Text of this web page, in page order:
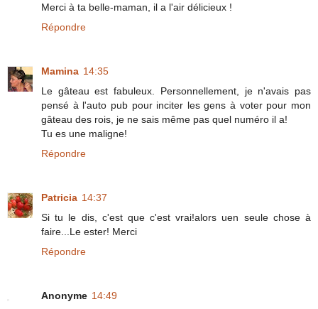
Merci à ta belle-maman, il a l'air délicieux !
Répondre
Mamina 14:35
Le gâteau est fabuleux. Personnellement, je n'avais pas
pensé à l'auto pub pour inciter les gens à voter pour mon
gâteau des rois, je ne sais même pas quel numéro il a!
Tu es une maligne!
Répondre
Patricia 14:37
Si tu le dis, c'est que c'est vrai!alors uen seule chose à
faire...Le ester! Merci
Répondre
Anonyme 14:49